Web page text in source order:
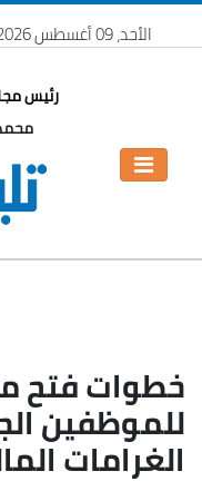
الأحد، 09 أغسطس 2026
رئيس
خطوات فتح
للموظفين
الغرامات